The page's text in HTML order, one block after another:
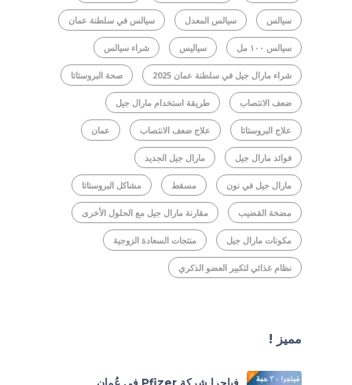
سيالس سيالس المعدل سيالس في سلطنة عمان
سيالس ١٠٠ مل سياليس شراء سيالس
شراء مارال جيل في سلطنة عمان 2025 صحة البروستاتا
ضعف الانتصاب طريقة استخدام مارال جيل
علاج البروستاتا علاج ضعف الانتصاب عمان
فوائد مارال جيل مارال جيل الجديد
مارال جيل في نون مسقط مشاكل البروستاتا
مضخة القضيب مقارنة مارال جيل مع الحلول الأخرى
مكونات مارال جيل منتجات السعادة الزوجية
نظام غذائي لتكبير العضو الذكري
مميز !